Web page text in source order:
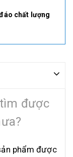
chất lượng
được
phẩm được